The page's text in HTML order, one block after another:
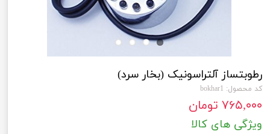
رطوبتساز آلتراسونیک (بخار سرد)
کد محصول: bokhar1
۷۶۵,۰۰۰ تومان
ویژگی های کالا